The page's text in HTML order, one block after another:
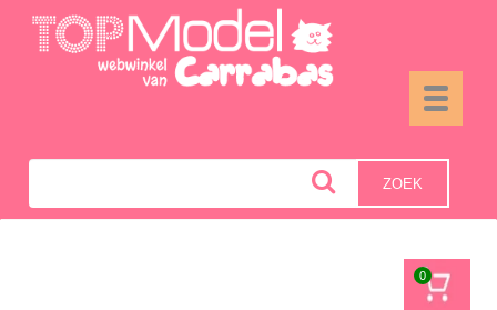
Toggle
ZOEK
0